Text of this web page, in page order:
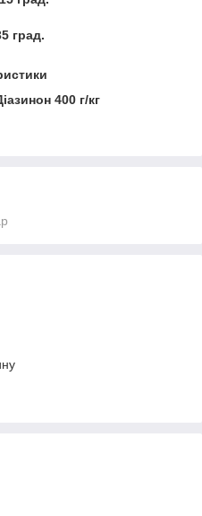
град.
400 г/кг